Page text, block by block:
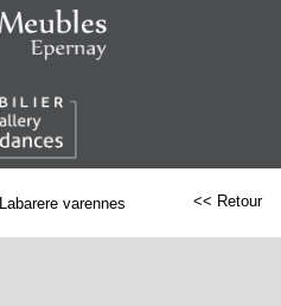
Labarere varennes << Retour